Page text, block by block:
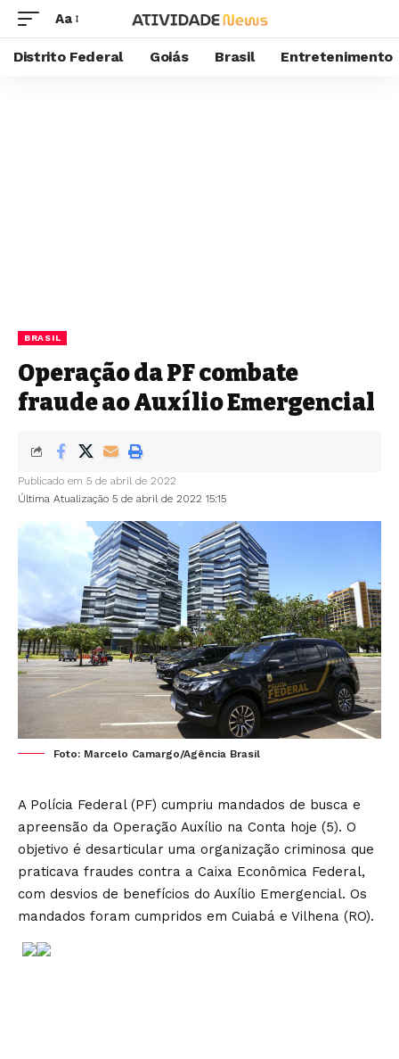
Aa
Distrito Federal Goiás Brasil Entretenimento
BRASIL
Operação da PF combate
fraude ao Auxílio Emergencial
Última Atualização 5 de abril de 2022 15:15
Publicado em 5 de abril de 2022
Foto: Marcelo Camargo/Agência Brasil
A Polícia Federal (PF) cumpriu mandados de busca e
apreensão da Operação Auxílio na Conta hoje (5). O
objetivo é desarticular uma organização criminosa que
praticava fraudes contra a Caixa Econômica Federal,
com desvios de benefícios do Auxílio Emergencial. Os
mandados foram cumpridos em Cuiabá e Vilhena (RO).